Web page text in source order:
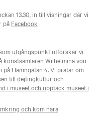
13.30, in till visningar där vi
på Facebook
utgångspunkt utforskar vi
konstsamlaren Wilhelmina von
Hamngatan 4. Vi pratar om
till dejtingkultur och
i museet och upptäck museet i
och kom nära